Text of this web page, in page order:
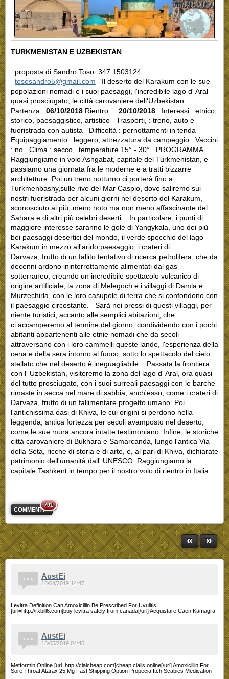
TURKMENISTAN E UZBEKISTAN
proposta di Sandro Toso 347 1503124
tososandro5@gmail.com Il deserto del Karakum con le sue
popolazioni nomadi e i suoi paesaggi, l'incredibile lago d' Aral
quasi prosciugato, le città carovaniere dell'Uzbekistan
Partenza 06/10/2018 Rientro 20/10/2018 Interessi : etnico,
storico, paesaggistico, artistico Trasporti, : treno, auto e
fuoristrada con autista Difficoltà : pernottamenti in tenda
Equipaggiamento : leggero, attrezzatura da campeggio Vaccini
: no Clima : secco, temperature 15° - 30° PROGRAMMA
Raggiungiamo in volo Ashgabat, capitale del Turkmenistan, e
passiamo una giornata fra le moderne e a tratti bizzarre
architetture. Poi un treno notturno ci porterà fino a
Turkmenbashy,sulle rive del Mar Caspio, dove saliremo sui
nostri fuoristrada per alcuni giorni nel deserto del Karakum,
sconosciuto ai più, meno noto ma non meno affascinante del
Sahara e di altri più celebri deserti. In particolare, i punti di
maggiore interesse saranno le gole di Yangykala, uno dei più
bei paesaggi desertici del mondo, il verde specchio del lago
Karakum in mezzo all'arido paesaggio, i crateri di
Darvaza, frutto di un fallito tentativo di ricerca petrolifera, che da
decenni ardono ininterrottamente alimentati dal gas
sotterraneo, creando un incredibile spettacolo vulcanico di
origine artificiale, la zona di Melegoch e i villaggi di Damla e
Murzechirla, con le loro casupole di terra che si confondono con
il paesaggio circostante. Sarà nei pressi di questi villaggi, per
niente turistici, accanto alle semplici abitazioni, che
ci accamperemo al termine del giorno, condividendo con i pochi
abitanti appartenenti alle etnie nomadi che da secoli
attraversano con i loro cammelli queste lande, l'esperienza della
cena e della sera intorno al fuoco, sotto lo spettacolo del cielo
stellato che nel deserto è ineguagliabile. Passata la frontiera
con l' Uzbekistan, visiteremo la zona del lago d' Aral, ora quasi
del tutto prosciugato, con i suoi surreali paesaggi con le barche
rimaste in secca nel mare di sabbia, anch'esso, come i crateri di
Darvaza, frutto di un fallimentare progetto umano. Poi
l'antichissima oasi di Khiva, le cui origini si perdono nella
leggenda, antica fortezza per secoli avamposto nel deserto,
come le sue mura ancora intatte testimoniano. Infine, le storiche
città carovaniere di Bukhara e Samarcanda, lungo l'antica Via
della Seta, ricche di storia e di arte, e, al pari di Khiva, dichiarate
patrimonio dell'umanità dall' UNESCO. Raggiungiamo la
capitale Tashkent in tempo per il nostro volo di rientro in Italia.
COMMENTI
791
« »
AustEi
Levitra Definition Can Amoxicillin Be Prescribed For Uvulitis
[url=http://rxbill6.com]buy levitra safely from canada[/url] Acquistare Caen Kamagra
18/04/2019 14:47
AustEi
Metformin Online [url=http://cialcheap.com]cheap cialis online[/url] Amoxicillin For
Sore Throat Atarax 25 Mg Fast Shipping Option Propecia Itch Scabies Medication
13/05/2019 04:45